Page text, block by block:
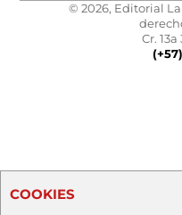
© 2026, Editorial La
Cr.
COOKIES